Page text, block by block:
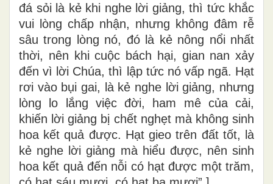
đá sỏi là kẻ khi nghe lời giảng, thì tức khắc
vui lòng chấp nhận, nhưng không đâm rễ
sâu trong lòng nó, đó là kẻ nông nổi nhất
thời, nên khi cuộc bách hại, gian nan xảy
đến vì lời Chúa, thì lập tức nó vấp ngã. Hạt
rơi vào bụi gai, là kẻ nghe lời giảng, nhưng
lòng lo lắng việc đời, ham mê của cải,
khiến lời giảng bị chết nghẹt mà không sinh
hoa kết quả được. Hạt gieo trên đất tốt, là
kẻ nghe lời giảng mà hiểu được, nên sinh
hoa kết quả đến nỗi có hạt được một trăm,